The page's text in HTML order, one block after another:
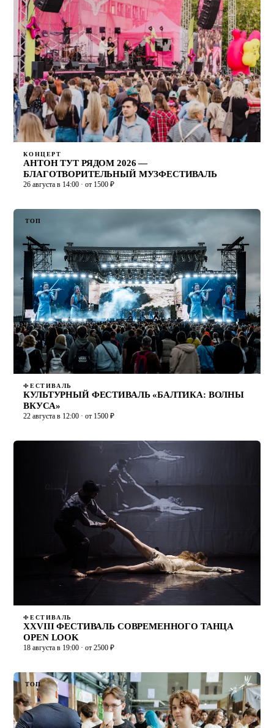
КОНЦЕРТ
АНТОН ТУТ РЯДОМ 2026 —
БЛАГОТВОРИТЕЛЬНЫЙ МУЗФЕСТИВАЛЬ
26 августа в 14:00 · от 1500 ₽
ТОП
ФЕСТИВАЛЬ
КУЛЬТУРНЫЙ ФЕСТИВАЛЬ «БАЛТИКА: ВОЛНЫ
ВКУСА»
22 августа в 12:00 · от 1500 ₽
ФЕСТИВАЛЬ
XXVIII ФЕСТИВАЛЬ СОВРЕМЕННОГО ТАНЦА
OPEN LOOK
18 августа в 19:00 · от 2500 ₽
ТОП